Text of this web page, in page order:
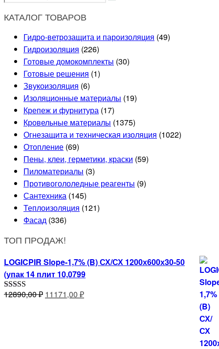
КАТАЛОГ ТОВАРОВ
Гидро-ветрозащита и пароизоляция (49)
Гидроизоляция (226)
Готовые домокомплекты (30)
Готовые решения (1)
Звукоизоляция (6)
Изоляционные материалы (19)
Крепеж и фурнитура (17)
Кровельные материалы (1375)
Огнезащита и техническая изоляция (1022)
Отопление (69)
Пены, клеи, герметики, краски (59)
Пиломатериалы (3)
Противогололедные реагенты (9)
Сантехника (145)
Теплоизоляция (121)
Фасад (336)
ТОП ПРОДАЖ!
LOGICPIR Slope-1,7% (B) СХ/СХ 1200х600х30-50
(упак 14 плит 10,0799
Оценка5.00
12890,00₽ Первоначальная
11171,00 ₽Текущая